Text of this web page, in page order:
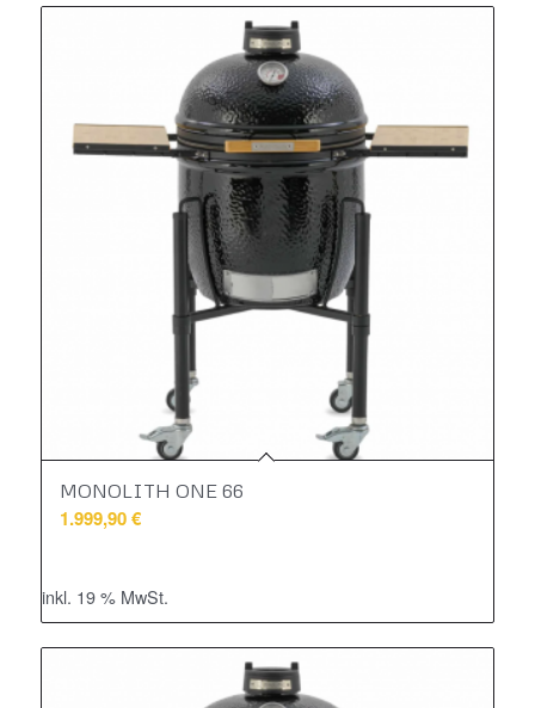
Produkte
absteigender
Reihenfolge
zu
sortieren
MONOLITH ONE 66
1.999,90€
inkl. 19 % MwSt.